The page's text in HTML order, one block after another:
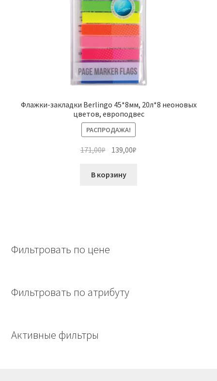
Флажки-закладки Berlingo 45*8мм, 20л*8 неоновых
цветов, европодвес
РАСПРОДАЖА!
171,00₽ Первоначальная
составляла
139,00₽
В корзину
Фильтровать по цене
Фильтровать по атрибуту
Активные фильтры